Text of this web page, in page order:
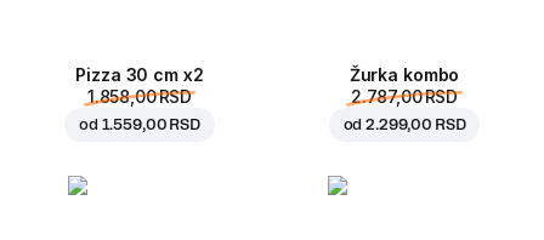
Pizza 30 cm x2
1.858,00 RSD
od 1.559,00 RSD
Žurka kombo
2.787,00 RSD
od2.299,00 RSD